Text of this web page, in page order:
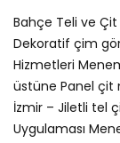
Bahçe Teli ve
Dekoratif çim
Hizmetleri
üstüne Panel çit
İzmir – Jiletli tel
Uygulaması